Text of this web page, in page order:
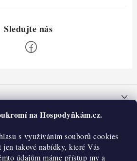
na Hospodyňkám.cz.
s využíváním souborů cookies
jen takové nabídky, které Vás
údajům máme přístup my a